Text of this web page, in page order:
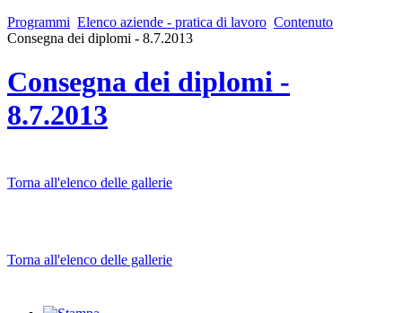
Programmi Elenco aziende - pratica di lavoro Contenuto
Consegna dei diplomi - 8.7.2013
Consegna dei diplomi -
8.7.2013
Torna all'elenco delle gallerie
Torna all'elenco delle gallerie